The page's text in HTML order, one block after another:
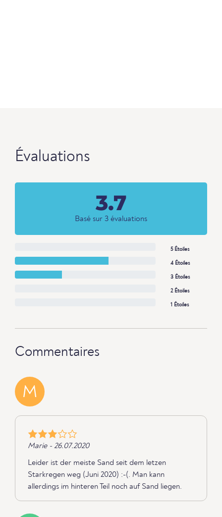
Évaluations
3.7
Basé sur 3 évaluations
5 Étoiles
4 Étoiles
3 Étoiles
2 Étoiles
1 Étoiles
Commentaires
M
Marie - 26.07.2020
Leider ist der meiste Sand seit dem letzen
Starkregen weg (Juni 2020) :-(. Man kann
allerdings im hinteren Teil noch auf Sand liegen.